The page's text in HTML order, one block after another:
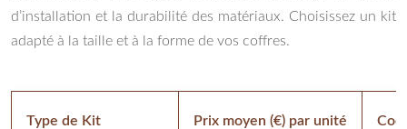
d’installation et la durabilité des matériaux. Choisissez un kit
adapté à la taille et à la forme de vos coffres.
Type de Kit Prix moyen (€) par unité